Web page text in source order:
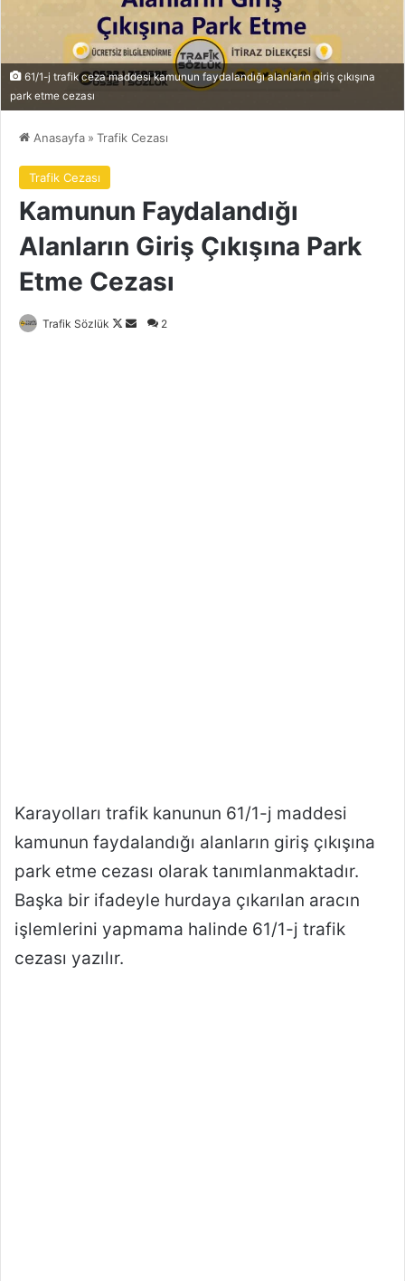
61/1-j trafik ceza maddesi kamunun faydalandığı alanların giriş çıkışına
park etme cezası
Anasayfa » Trafik Cezası
Trafik Cezası
Kamunun Faydalandığı
Alanların Giriş Çıkışına Park
Etme Cezası
Trafik Sözlük
Follow
Bir
2
Karayolları trafik kanunun 61/1-j maddesi
kamunun faydalandığı alanların giriş çıkışına
park etme cezası olarak tanımlanmaktadır.
Başka bir ifadeyle hurdaya çıkarılan aracın
işlemlerini yapmama halinde 61/1-j trafik
cezası yazılır.